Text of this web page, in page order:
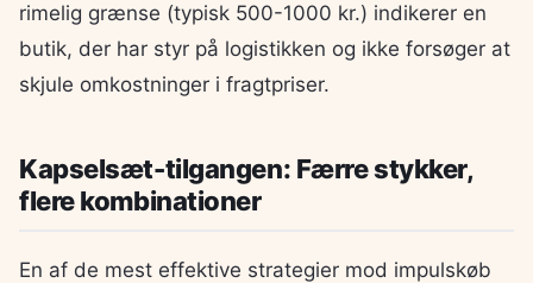
rimelig grænse (typisk 500-1000 kr.) indikerer en
butik, der har styr på logistikken og ikke forsøger at
skjule omkostninger i fragtpriser.
Kapselsæt-tilgangen: Færre stykker,
flere kombinationer
En af de mest effektive strategier mod impulskøb